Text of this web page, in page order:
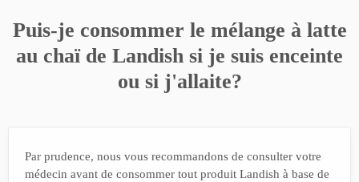
Puis-je consommer le mélange à latte
au chaï de Landish si je suis enceinte
ou si j'allaite?
Par prudence, nous vous recommandons de consulter votre
médecin avant de consommer tout produit Landish à base de